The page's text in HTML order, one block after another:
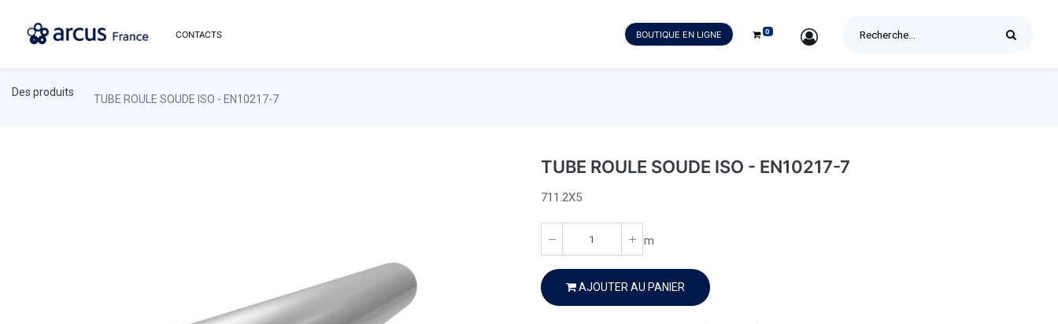
CONTACTS BOUTIQUE EN LIGNE 0 SIGN IN
Des produits
TUBE ROULE SOUDE ISO - EN10217-7
TUBE ROULE SOUDE ISO - EN10217-7
711.2X5
m
AJOUTER AU PANIER